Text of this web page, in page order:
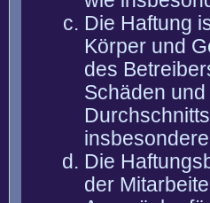
Die Haftung
Körper und
des
Schäden
Die
der